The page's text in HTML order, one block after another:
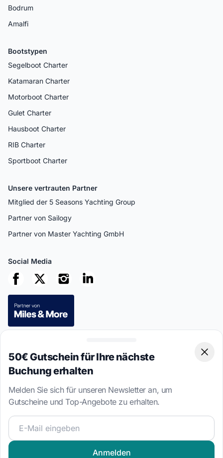
Bodrum
Amalfi
Bootstypen
Segelboot Charter
Katamaran Charter
Motorboot Charter
Gulet Charter
Hausboot Charter
RIB Charter
Sportboot Charter
Unsere vertrauten Partner
Mitglied der 5 Seasons Yachting Group
Partner von Sailogy
Partner von Master Yachting GmbH
Social Media
This site is protected by reCAPTCHAPrivacy Policyand
Serviceapply.
4.7 · 8,533 verifizierte Kundenbewertungen
50€ Gutschein für Ihre nächste
Buchung erhalten
Melden Sie sich für unseren Newsletter an, um
Gutscheine und Top-Angebote zu erhalten.
Werden Sie Teil unserer Segelcommunity und erhalten
Anmelden